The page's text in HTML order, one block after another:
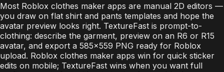
Most Roblox clothes maker apps are manual 2D editors —
you draw on flat shirt and pants templates and hope the
avatar preview looks right. TextureFast is prompt-to-
clothing: describe the garment, preview on an R6 or R15
avatar, and export a 585×559 PNG ready for Roblox
upload. Roblox clothes maker apps win for quick sticker
edits on mobile; TextureFast wins when you want full